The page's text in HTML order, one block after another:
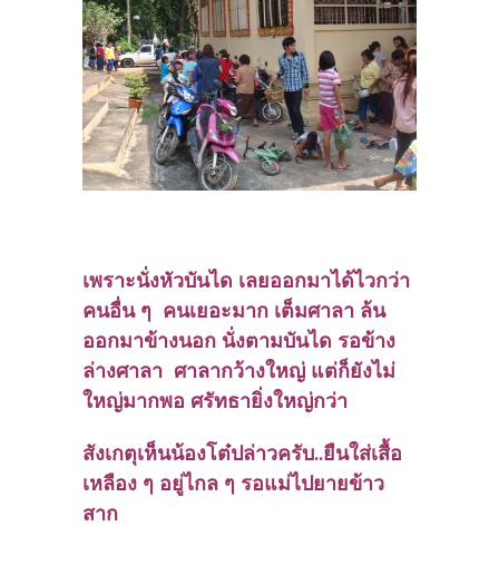
เพราะนั่งหัวบันได เลยออกมาได้ไวกว่า
คนอื่น ๆ คนเยอะมาก เต็มศาลา ล้น
ออกมาข้างนอก นั่งตามบันได รอข้าง
ล่างศาลา ศาลากว้างใหญ่ แต่ก็ยังไม่
ใหญ่มากพอ ศรัทธายิ่งใหญ่กว่า
สังเกตุเห็นน้องโต๋ปล่าวครับ..ยืนใส่เสื้อ
เหลือง ๆ อยู่ไกล ๆ รอแม่ไปยายข้าว
สาก